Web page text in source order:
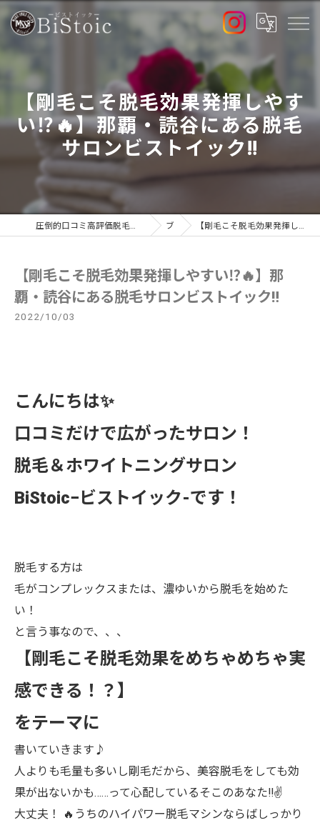
【剛毛こそ脱毛効果発揮しやす
い⁉️🔥】那覇・読谷にある脱毛
サロンビストイック‼︎
圧倒的口コミ高評価脱毛サロンで最新高出力マシン導入店のBiStoic-ビストイック- ブログ 【剛毛こそ脱毛効果発揮しやすい⁉️🔥】那覇・読谷にある脱毛サロンビストイック‼︎
【剛毛こそ脱毛効果発揮しやすい⁉️🔥】那
覇・読谷にある脱毛サロンビストイック‼︎
2022/10/03
こんにちは✨
口コミだけで広がったサロン！
脱毛＆ホワイトニングサロン
BiStoic−ビストイック-です！
脱毛する方は
毛がコンプレックスまたは、濃ゆいから脱毛を始めた
い！
と言う事なので、、、
【剛毛こそ脱毛効果をめちゃめちゃ実
感できる！？】
をテーマに
書いていきます♪
人よりも毛量も多いし剛毛だから、美容脱毛をしても効
果が出ないかも……って心配しているそこのあなた‼︎✌️
大丈夫！ 🔥うちのハイパワー脱毛マシンならばしっかり